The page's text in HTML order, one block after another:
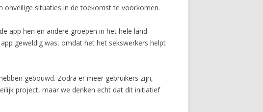
onveilige situaties in de toekomst te voorkomen.
app hen en andere groepen in het hele land
geweldig was, omdat het het sekswerkers helpt
gebouwd. Zodra er meer gebruikers zijn,
project, maar we denken echt dat dit initiatief